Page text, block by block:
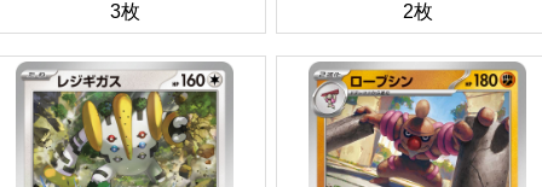
3枚 2枚